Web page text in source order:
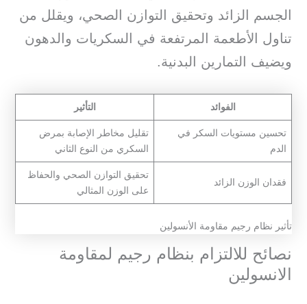
الجسم الزائد وتحقيق التوازن الصحي، ويقلل من
تناول الأطعمة المرتفعة في السكريات والدهون
ويضيف التمارين البدنية.
الفوائد التأثير
تحسين مستويات السكر في
الدم
تقليل مخاطر الإصابة بمرض
السكري من النوع الثاني
فقدان الوزن الزائد
تحقيق التوازن الصحي والحفاظ
على الوزن المثالي
تأثير نظام رجيم مقاومة الأنسولين
نصائح للالتزام بنظام رجيم لمقاومة
الانسولين